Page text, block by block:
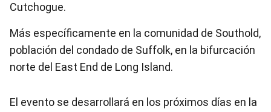
Cutchogue.
Más específicamente en la comunidad de Southold,
población del condado de Suffolk, en la bifurcación
norte del East End de Long Island.
El evento se desarrollará en los próximos días en la